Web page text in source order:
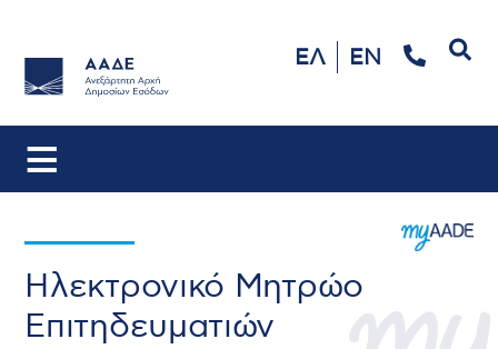
ΕΛ EN
Ηλεκτρονικό Μητρώο
Επιτηδευματιών